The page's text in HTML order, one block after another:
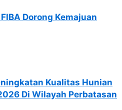
Dorong Kemajuan
Kualitas Hunian
Di Wilayah Perbatasan